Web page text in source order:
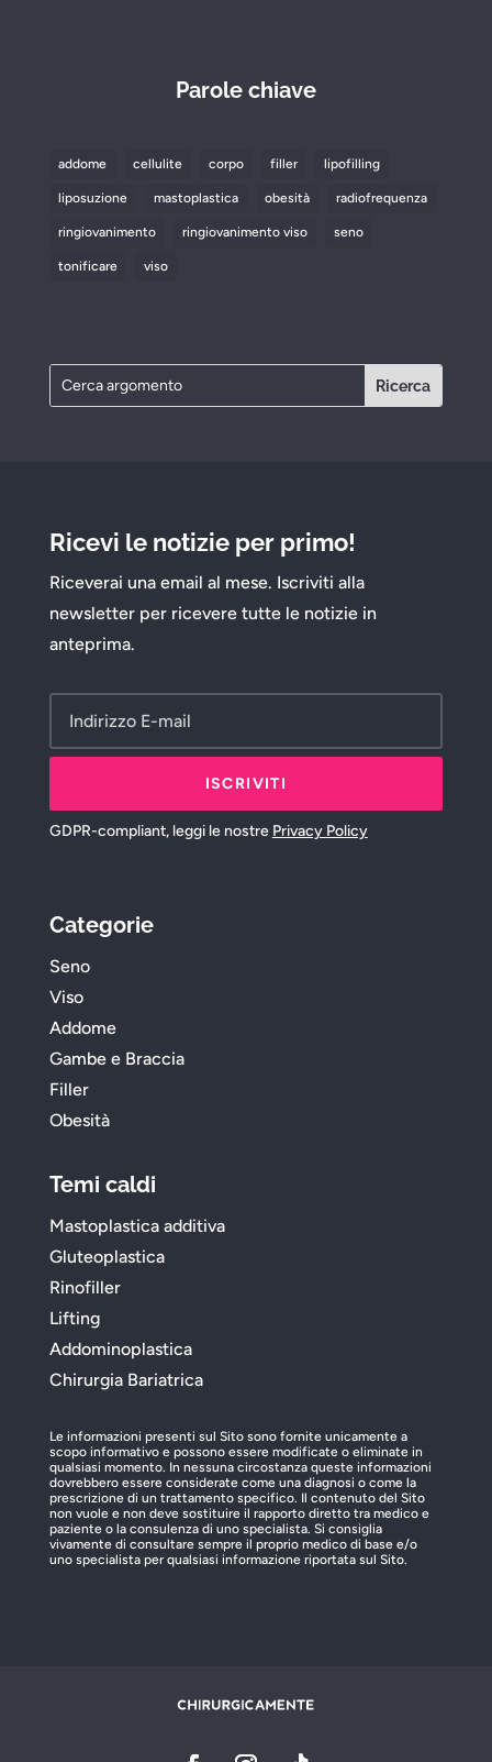
Parole chiave
addome cellulite corpo filler lipofilling
liposuzione mastoplastica obesità radiofrequenza
ringiovanimento ringiovanimento viso seno
tonificare viso
Ricevi le notizie per primo!
Riceverai una email al mese. Iscriviti alla
newsletter per ricevere tutte le notizie in
anteprima.
ISCRIVITI
GDPR-compliant, leggi le nostre Privacy Policy
Categorie
Seno
Viso
Addome
Gambe e Braccia
Filler
Obesità
Temi caldi
Mastoplastica additiva
Gluteoplastica
Rinofiller
Lifting
Addominoplastica
Chirurgia Bariatrica
Le informazioni presenti sul Sito sono fornite unicamente a
scopo informativo e possono essere modificate o eliminate in
qualsiasi momento. In nessuna circostanza queste informazioni
dovrebbero essere considerate come una diagnosi o come la
prescrizione di un trattamento specifico. Il contenuto del Sito
non vuole e non deve sostituire il rapporto diretto tra medico e
paziente o la consulenza di uno specialista. Si consiglia
vivamente di consultare sempre il proprio medico di base e/o
uno specialista per qualsiasi informazione riportata sul Sito.